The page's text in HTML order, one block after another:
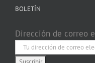
BOLETÍN
Dirección de correo